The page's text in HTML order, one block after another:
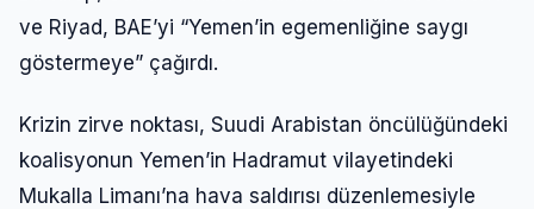
ve Riyad, BAE’yi “Yemen’in egemenliğine saygı
göstermeye” çağırdı.
Krizin zirve noktası, Suudi Arabistan öncülüğündeki
koalisyonun Yemen’in Hadramut vilayetindeki
Mukalla Limanı’na hava saldırısı düzenlemesiyle